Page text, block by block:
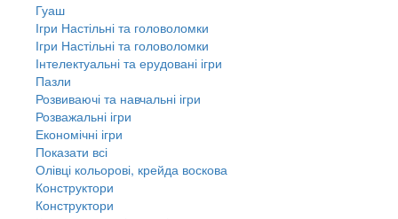
Гуаш
Ігри Настільні та головоломки
Ігри Настільні та головоломки
Інтелектуальні та ерудовані ігри
Пазли
Розвиваючі та навчальні ігри
Розважальні ігри
Економічні ігри
Показати всі
Олівці кольорові, крейда воскова
Конструктори
Конструктори